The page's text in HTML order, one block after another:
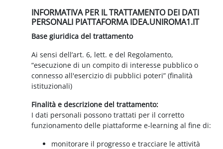
INFORMATIVA PER IL TRATTAMENTO DEI DATI
PERSONALI PIATTAFORMA IDEA.UNIROMA1.IT
Base giuridica del trattamento
Ai sensi dell’art. 6, lett. e del Regolamento,
“esecuzione di un compito di interesse pubblico o
connesso all'esercizio di pubblici poteri” (finalità
istituzionali)
Finalità e descrizione del trattamento:
I dati personali possono trattati per il corretto
funzionamento delle piattaforme e-learning al fine di:
monitorare il progresso e tracciare le attività